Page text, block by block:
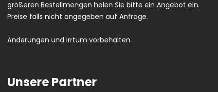
größeren Bestellmengen holen Sie bitte ein Angebot ein.
Preise falls nicht angegeben auf Anfrage.
Änderungen und Irrtum vorbehalten.
Unsere Partner